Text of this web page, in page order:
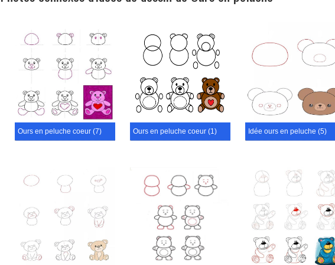
Ours en peluche coeur (7) Ours en peluche coeur (1) Idée ours en peluche (5)